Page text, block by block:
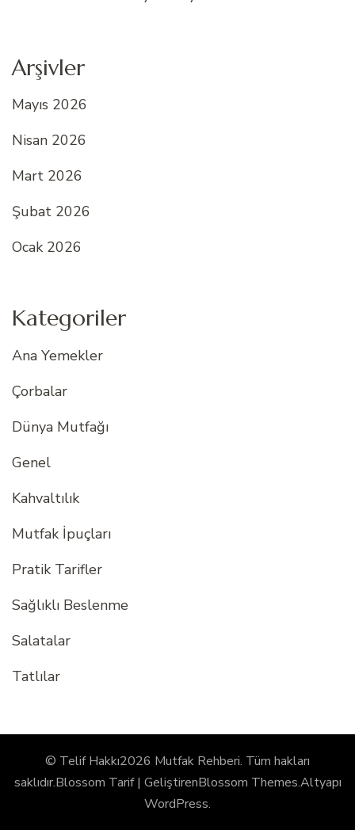
Arşivler
Mayıs 2026
Nisan 2026
Mart 2026
Şubat 2026
Ocak 2026
Kategoriler
Ana Yemekler
Çorbalar
Dünya Mutfağı
Genel
Kahvaltılık
Mutfak İpuçları
Pratik Tarifler
Sağlıklı Beslenme
Salatalar
Tatlılar
© Telif Hakkı2026 Mutfak Rehberi. Tüm hakları
saklıdır.Blossom Tarif | GeliştirenBlossom Themes.Altyapı
WordPress.